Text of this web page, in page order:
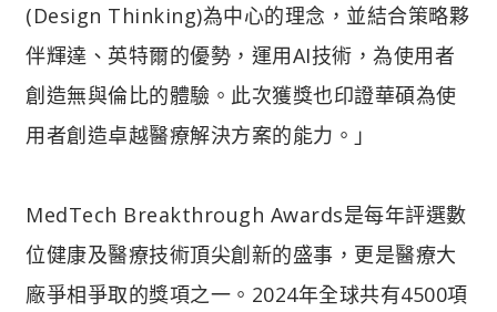
(Design Thinking)為中心的理念，並結合策略夥
伴輝達、英特爾的優勢，運用AI技術，為使用者
創造無與倫比的體驗。此次獲獎也印證華碩為使
用者創造卓越醫療解決方案的能力。」
MedTech Breakthrough Awards是每年評選數
位健康及醫療技術頂尖創新的盛事，更是醫療大
廠爭相爭取的獎項之一。2024年全球共有4500項